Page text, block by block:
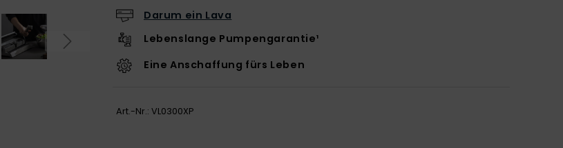
Darum ein Lava
Lebenslange Pumpengarantie¹
Eine Anschaffung fürs Leben
Art.-Nr.: VL0300XP